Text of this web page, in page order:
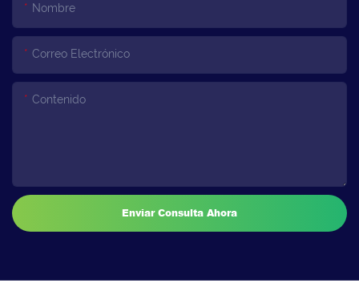
Nombre
Correo Electrónico
Contenido
Enviar Consulta Ahora